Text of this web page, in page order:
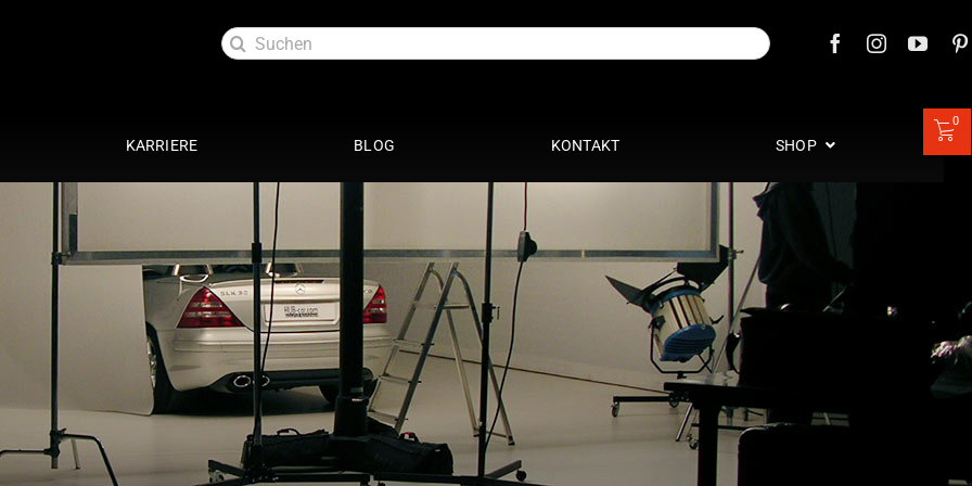
Suche
nach:
Auspuffanlage 4 Zylinder
Auspuffanlage 6 Zylinder
Fahrwerke
Performance
Leistungssteigerung
Getriebeoptimierung
Elektrik
29 Punkte Check
Kundendienst
Getriebespülung
Reparatur
Restauration
Lackaufbereitung
KARRIERE BLOG KONTAKT SHOP
0